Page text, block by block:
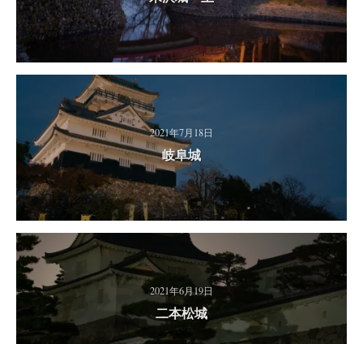
2021年7月18日
岐阜城
2021年6月19日
二本松城